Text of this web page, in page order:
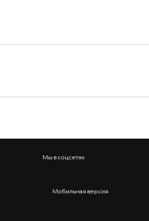
Мы в соцсетях
Мобильная версия